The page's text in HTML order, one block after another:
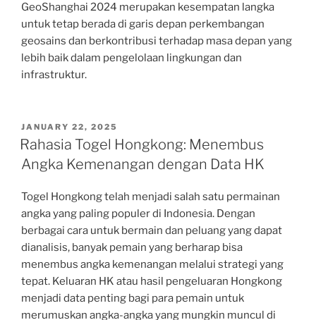
GeoShanghai 2024 merupakan kesempatan langka
untuk tetap berada di garis depan perkembangan
geosains dan berkontribusi terhadap masa depan yang
lebih baik dalam pengelolaan lingkungan dan
infrastruktur.
POSTED
ON
JANUARY 22, 2025
Rahasia Togel Hongkong: Menembus
Angka Kemenangan dengan Data HK
Togel Hongkong telah menjadi salah satu permainan
angka yang paling populer di Indonesia. Dengan
berbagai cara untuk bermain dan peluang yang dapat
dianalisis, banyak pemain yang berharap bisa
menembus angka kemenangan melalui strategi yang
tepat. Keluaran HK atau hasil pengeluaran Hongkong
menjadi data penting bagi para pemain untuk
merumuskan angka-angka yang mungkin muncul di